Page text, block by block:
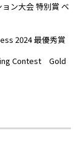
ン大会 特別賞 ベ
2024 最優秀賞
Contest Gold